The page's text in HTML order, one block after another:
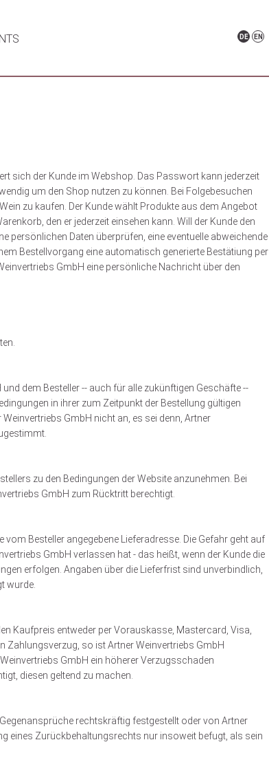
DE EN
sich der Kunde im Webshop. Das Passwort kann jederzeit
um den Shop nutzen zu können. Bei Folgebesuchen
zu kaufen. Der Kunde wählt Produkte aus dem Angebot
den er jederzeit einsehen kann. Will der Kunde den
persönlichen Daten überprüfen, eine eventuelle abweichende
Bestellvorgang eine automatisch generierte Bestätiung per
GmbH eine persönliche Nachricht über den
dem Besteller -- auch für alle zukünftigen Geschäfte --
in ihrer zum Zeitpunkt der Bestellung gültigen
GmbH nicht an, es sei denn, Artner
zu den Bedingungen der Website anzunehmen. Bei
GmbH zum Rücktritt berechtigt.
Besteller angegebene Lieferadresse. Die Gefahr geht auf
GmbH verlassen hat - das heißt, wenn der Kunde die
erfolgen. Angaben über die Lieferfrist sind unverbindlich,
wurde.
Kaufpreis entweder per Vorauskasse, Mastercard, Visa,
Zahlungsverzug, so ist Artner Weinvertriebs GmbH
GmbH ein höherer Verzugsschaden
diesen geltend zu machen.
rechtskräftig festgestellt oder von Artner
eines Zurückbehaltungsrechts nur insoweit befugt, als sein